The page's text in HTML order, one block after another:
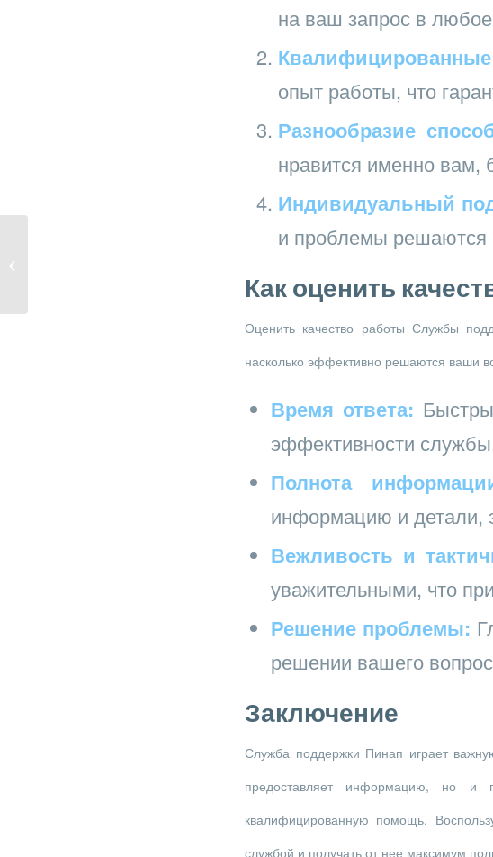
на ваш запрос в
опыт работы, что
Разнообразие
нравится именно вам,
Индивидуальный
и проблемы решаются
Как оценить
Оценить качество работы Службы
насколько эффективно решаются ваши
Время ответа:
эффективности
Полнота
информацию и детали,
Вежливость и
уважительными, что
Решение проблемы:
решении вашего
Заключение
Служба поддержки Пинап играет
предоставляет информацию, но и
квалифицированную помощь.
службой и получать от нее максимум